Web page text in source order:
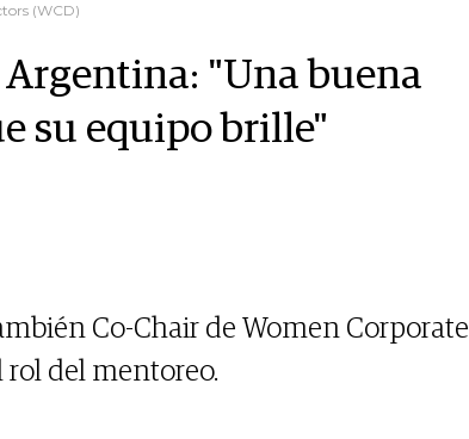
(WCD)
"Una buena
su equipo brille"
Co-Chair de Women Corporate
rol del mentoreo.